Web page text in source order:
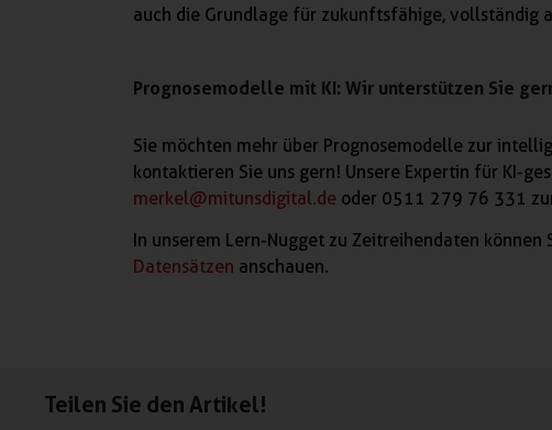
auch die Grundlage für zukunftsfähige, vollständig
Prognosemodelle mit KI: Wir unterstützen Sie
Sie möchten mehr über Prognosemodelle zur
kontaktieren Sie uns gern! Unsere Expertin für KI-
merkel@mitunsdigital.de oder 0511 279 76 331
In unserem Lern-Nugget zu Zeitreihendaten können
Datensätzen anschauen.
Teilen Sie den Artikel!